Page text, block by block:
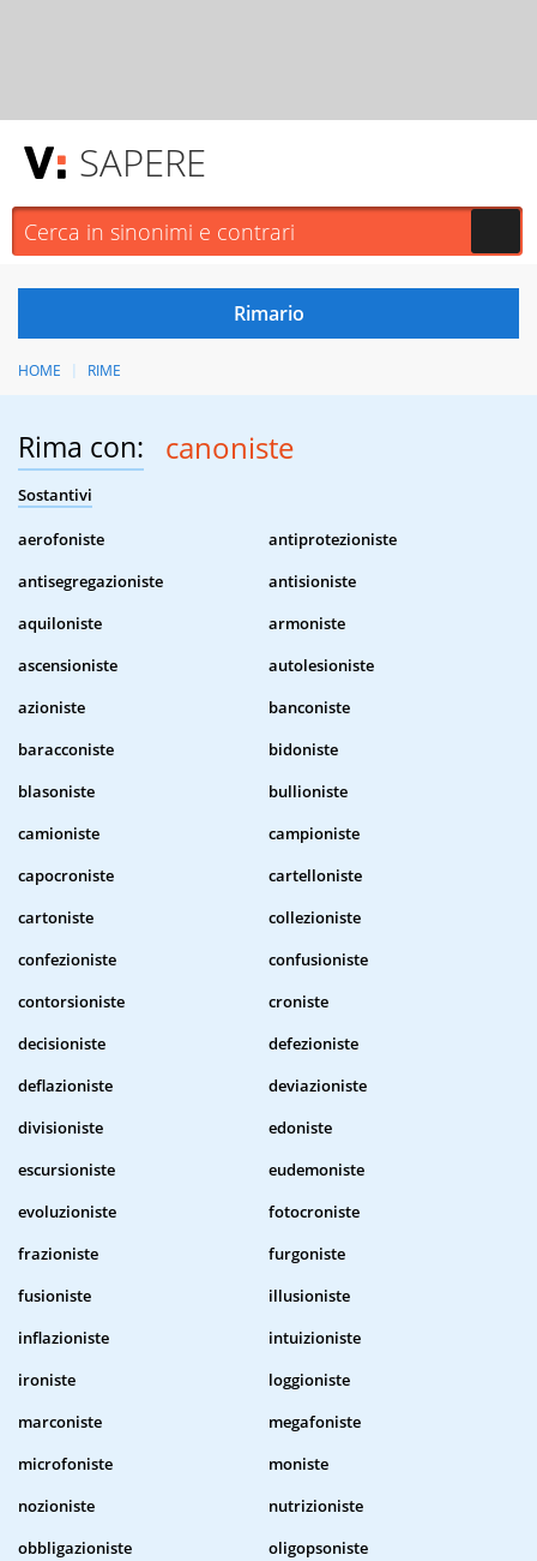
SAPERE
HOME RIME
Rima con: canoniste
Sostantivi
aerofoniste
antiprotezioniste
antisegregazioniste
antisioniste
aquiloniste
armoniste
ascensioniste
autolesioniste
azioniste
banconiste
baracconiste
bidoniste
blasoniste
bullioniste
camioniste
campioniste
capocroniste
cartelloniste
cartoniste
collezioniste
confezioniste
confusioniste
contorsioniste
croniste
decisioniste
defezioniste
deflazioniste
deviazioniste
divisioniste
edoniste
escursioniste
eudemoniste
evoluzioniste
fotocroniste
frazioniste
furgoniste
fusioniste
illusioniste
inflazioniste
intuizioniste
ironiste
loggioniste
marconiste
megafoniste
microfoniste
moniste
nozioniste
nutrizioniste
obbligazioniste
oligopsoniste